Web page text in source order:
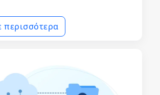
περισσότερα